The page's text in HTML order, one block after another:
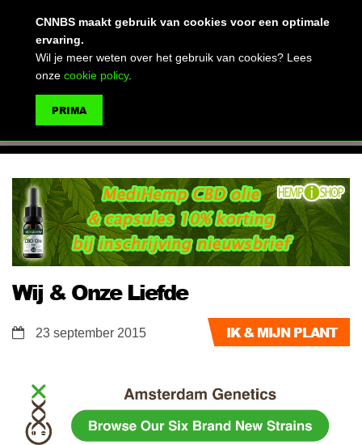
Wij & Onze Liefde
IK & MIJN PLANT
23 september 2015
CNNBS maakt gebruik van cookies voor een optimale
ervaring.
Wil je meer weten over het gebruik van cookies? Lees
onze cookie policy.
PRIMA